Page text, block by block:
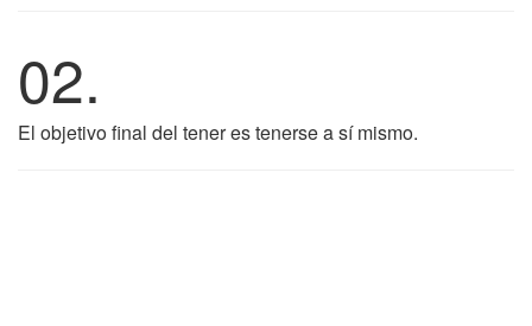
02.
El objetivo final del tener es tenerse a sí mismo.